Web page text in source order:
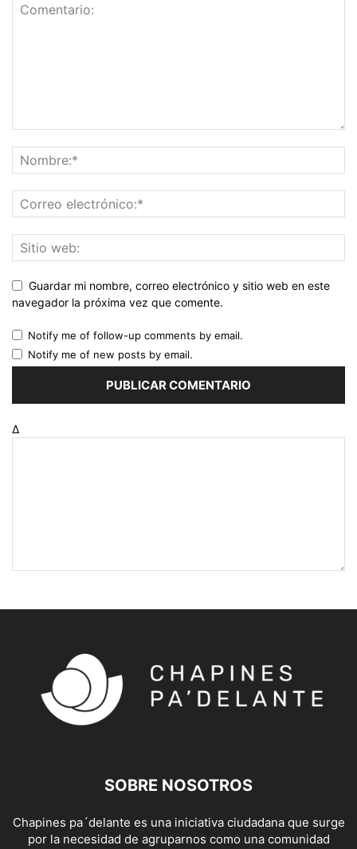
Guardar mi nombre, correo electrónico y sitio web en este
navegador la próxima vez que comente.
Notify me of follow-up comments by email.
Notify me of new posts by email.
Δ
SOBRE NOSOTROS
Chapines pa´delante es una iniciativa ciudadana que surge
por la necesidad de agruparnos como una comunidad